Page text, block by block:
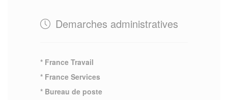
Demarches administratives
* France Travail
* France Services
* Bureau de poste